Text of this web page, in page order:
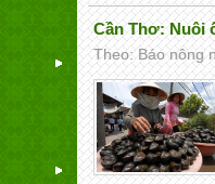
Cần Thơ: Nuôi
Theo: Báo nông